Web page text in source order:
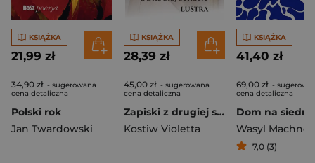
KSIĄŻKA
21,99 zł
34,90 zł - sugerowana
cena detaliczna
Polski rok
Jan Twardowski
KSIĄŻKA
28,39 zł
45,00 zł - sugerowana
cena detaliczna
Zapiski z drugiej strony lustra
Kostiw Violetta
KSIĄŻKA
41,40 zł
69,00 zł -
cena detaliczna
Wasyl Machno
7,0 (3)